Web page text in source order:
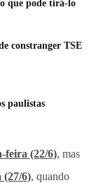
que pode tirá-lo
constranger TSE
paulistas
feira (22/6), mas
(27/6), quando